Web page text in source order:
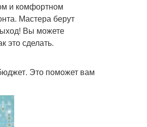
и комфортном
Мастера берут
Вы можете
это сделать.
Это поможет вам